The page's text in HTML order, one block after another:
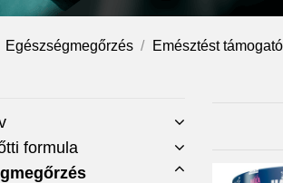
Egészségmegőrzés Emésztést támogató
formula